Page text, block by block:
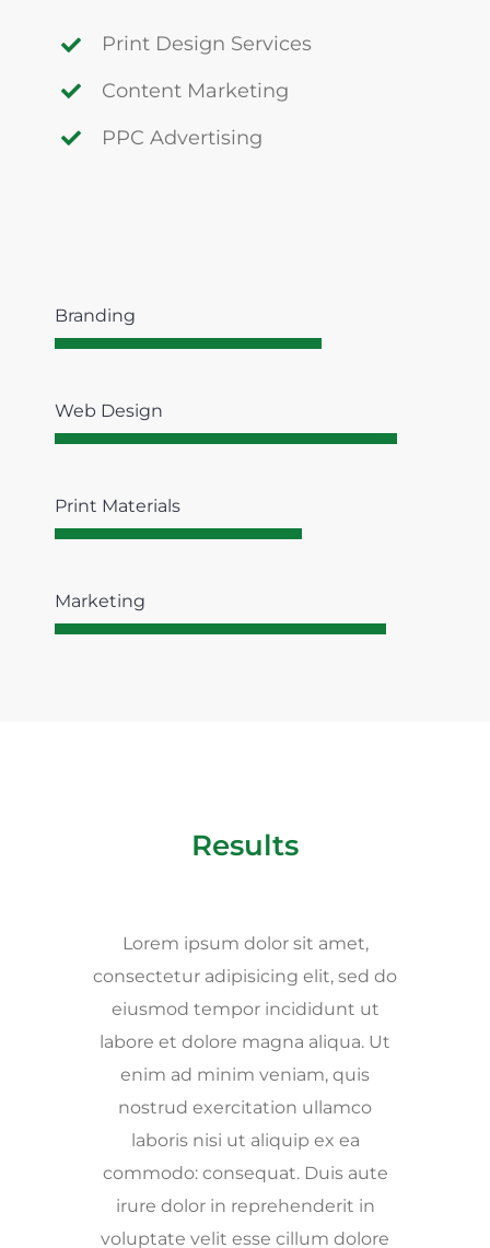
Print Design Services
Content Marketing
PPC Advertising
Branding
Web Design
Print Materials
Marketing
Results
Lorem ipsum dolor sit amet,
consectetur adipisicing elit, sed do
eiusmod tempor incididunt ut
labore et dolore magna aliqua. Ut
enim ad minim veniam, quis
nostrud exercitation ullamco
laboris nisi ut aliquip ex ea
commodo: consequat. Duis aute
irure dolor in reprehenderit in
voluptate velit esse cillum dolore